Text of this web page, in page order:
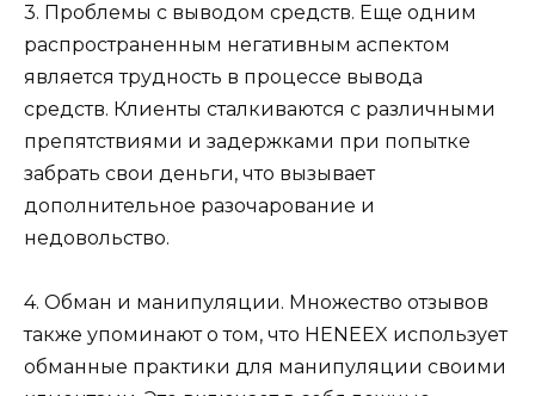
3. Проблемы с выводом средств. Еще одним
распространенным негативным аспектом
является трудность в процессе вывода
средств. Клиенты сталкиваются с различными
препятствиями и задержками при попытке
забрать свои деньги, что вызывает
дополнительное разочарование и
недовольство.
4. Обман и манипуляции. Множество отзывов
также упоминают о том, что HENEEX использует
обманные практики для манипуляции своими